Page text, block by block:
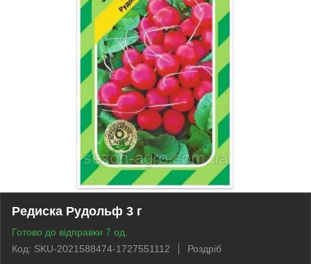
Редиска Рудольф 3 г
Готово до відправки 7 од.
Код: SKU-2021588474-1727551112
Роздріб